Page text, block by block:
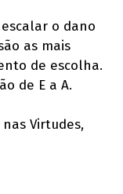
o dano
as mais
de escolha.
de E a A.
Virtudes,